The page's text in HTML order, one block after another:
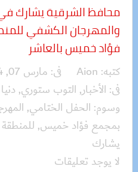
محافظ الشرقية يشارك
والمهرجان الكشفي
فؤاد خميس بالعاشر
كتبه: Aion فى: مارس 07, 2024
فى: الأخبار, التوب ستوري,
وسوم: الحفل الختامي,
بمجمع فؤاد خميس, للمنطقة
يشارك
لا يوجد تعليقات